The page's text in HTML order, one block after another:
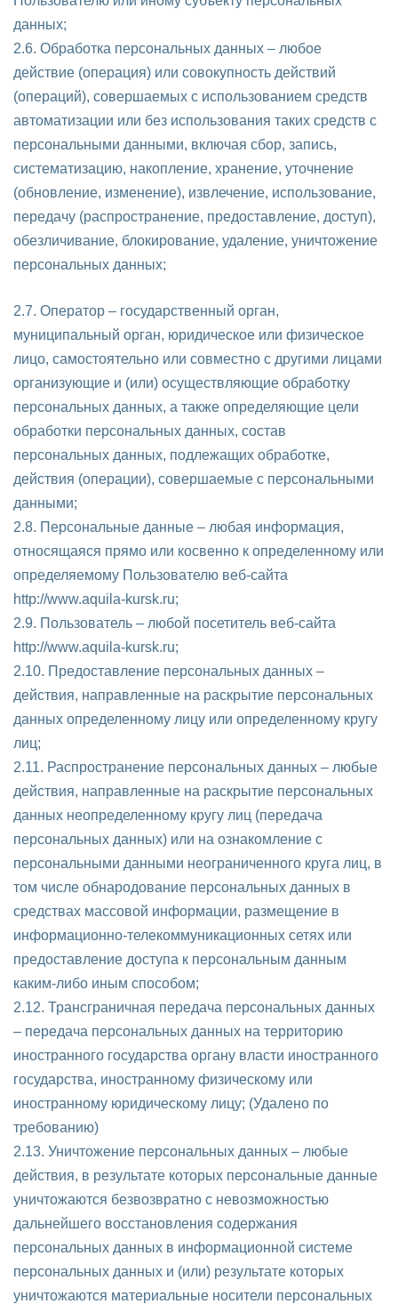
данных;
2.6. Обработка персональных данных – любое
действие (операция) или совокупность действий
(операций), совершаемых с использованием средств
автоматизации или без использования таких средств с
персональными данными, включая сбор, запись,
систематизацию, накопление, хранение, уточнение
(обновление, изменение), извлечение, использование,
передачу (распространение, предоставление, доступ),
обезличивание, блокирование, удаление, уничтожение
персональных данных;
2.7. Оператор – государственный орган,
муниципальный орган, юридическое или физическое
лицо, самостоятельно или совместно с другими лицами
организующие и (или) осуществляющие обработку
персональных данных, а также определяющие цели
обработки персональных данных, состав
персональных данных, подлежащих обработке,
действия (операции), совершаемые с персональными
данными;
2.8. Персональные данные – любая информация,
относящаяся прямо или косвенно к определенному или
определяемому Пользователю веб-сайта
http://www.aquila-kursk.ru;
2.9. Пользователь – любой посетитель веб-сайта
http://www.aquila-kursk.ru;
2.10. Предоставление персональных данных –
действия, направленные на раскрытие персональных
данных определенному лицу или определенному кругу
лиц;
2.11. Распространение персональных данных – любые
действия, направленные на раскрытие персональных
данных неопределенному кругу лиц (передача
персональных данных) или на ознакомление с
персональными данными неограниченного круга лиц, в
том числе обнародование персональных данных в
средствах массовой информации, размещение в
информационно-телекоммуникационных сетях или
предоставление доступа к персональным данным
каким-либо иным способом;
2.12. Трансграничная передача персональных данных
– передача персональных данных на территорию
иностранного государства органу власти иностранного
государства, иностранному физическому или
иностранному юридическому лицу; (Удалено по
требованию)
2.13. Уничтожение персональных данных – любые
действия, в результате которых персональные данные
уничтожаются безвозвратно с невозможностью
дальнейшего восстановления содержания
персональных данных в информационной системе
персональных данных и (или) результате которых
уничтожаются материальные носители персональных